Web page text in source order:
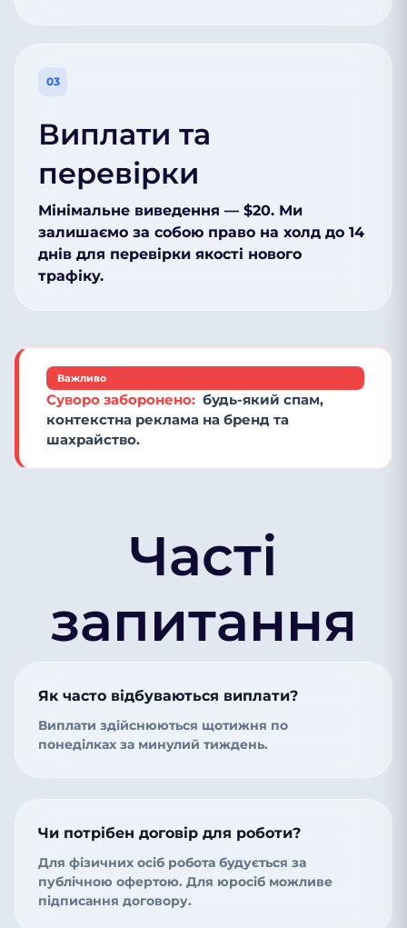
03
Виплати та
перевірки
Мінімальне виведення — $20. Ми
залишаємо за собою право на холд до 14
днів для перевірки якості нового
трафіку.
Важливо
Суворо заборонено: будь-який спам,
контекстна реклама на бренд та
шахрайство.
Часті
запитання
Як часто відбуваються виплати?
Виплати здійснюються щотижня по
понеділках за минулий тиждень.
Чи потрібен договір для роботи?
Для фізичних осіб робота будується за
публічною офертою. Для юросіб можливе
підписання договору.